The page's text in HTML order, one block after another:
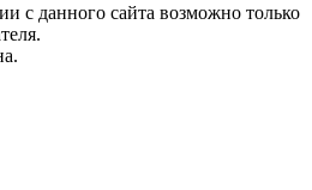
с данного сайта возможно только